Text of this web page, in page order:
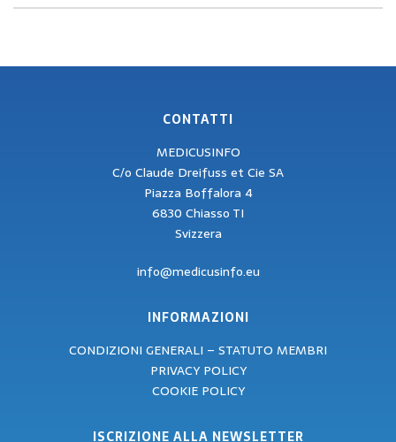
CONTATTI
MEDICUSINFO
C/o Claude Dreifuss et Cie SA
Piazza Boffalora 4
6830 Chiasso TI
Svizzera
info@medicusinfo.eu
INFORMAZIONI
CONDIZIONI GENERALI – STATUTO MEMBRI
PRIVACY POLICY
COOKIE POLICY
ISCRIZIONE ALLA NEWSLETTER